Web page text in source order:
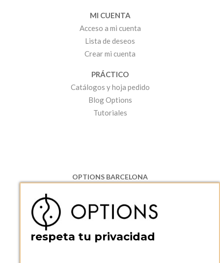
MI CUENTA
Acceso a mi cuenta
Lista de deseos
Crear mi cuenta
PRÁCTICO
Catálogos y hoja pedido
Blog Options
Tutoriales
OPTIONS BARCELONA
08130 Santa Perpetua de Moguda, Barcelona
ESPAñA
Teléfono:
+34 935 724 041
OPTIONS BARCELONA SHOWROOM
respeta tu privacidad